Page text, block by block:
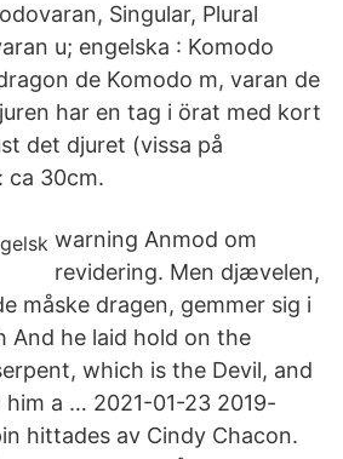
Singular, Plural
u; engelska : Komodo
de Komodo m, varan de
har en tag i örat med kort
det djuret (vissa på
ca 30cm.
warning Anmod om
revidering. Men djævelen,
måske dragen, gemmer sig i
And he laid hold on the
which is the Devil, and
him a … 2021-01-23 2019-
hittades av Cindy Chacon.